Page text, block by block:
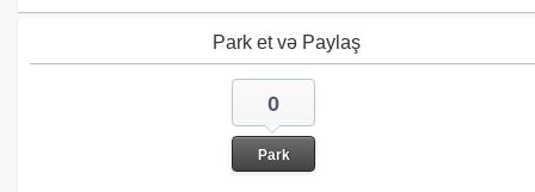
Park et və Paylaş
0
Park